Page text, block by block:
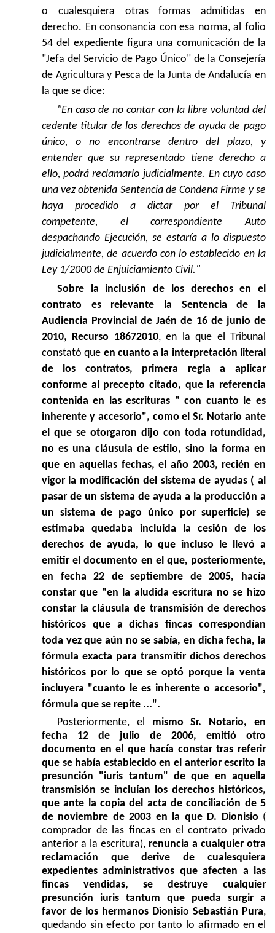
o cualesquiera otras formas admitidas en
derecho. En consonancia con esa norma, al folio
54 del expediente figura una comunicación de la
"Jefa del Servicio de Pago Único" de la Consejería
de Agricultura y Pesca de la Junta de Andalucía en
la que se dice:
"En caso de no contar con la libre voluntad del
cedente titular de los derechos de ayuda de pago
único, o no encontrarse dentro del plazo, y
entender que su representado tiene derecho a
ello, podrá reclamarlo judicialmente. En cuyo caso
una vez obtenida Sentencia de Condena Firme y se
haya procedido a dictar por el Tribunal
competente, el correspondiente Auto
despachando Ejecución, se estaría a lo dispuesto
judicialmente, de acuerdo con lo establecido en la
Ley 1/2000 de Enjuiciamiento Civil."
Sobre la inclusión de los derechos en el
contrato es relevante la Sentencia de la
Audiencia Provincial de Jaén de 16 de junio de
2010, Recurso 18672010, en la que el Tribunal
constató que  en cuanto a la interpretación literal
de los contratos, primera regla a aplicar
conforme al precepto citado, que la referencia
contenida en las escrituras " con cuanto le es
inherente y accesorio", como el Sr. Notario ante
el que se otorgaron dijo con toda rotundidad,
no es una cláusula de estilo, sino la forma en
que en aquellas fechas, el año 2003, recién en
vigor la modificación del sistema de ayudas ( al
pasar de un sistema de ayuda a la producción a
un sistema de pago único por superficie) se
estimaba quedaba incluida la cesión de los
derechos de ayuda, lo que incluso le llevó a
emitir el documento en el que, posteriormente,
en fecha 22 de septiembre de 2005, hacía
constar que "en la aludida escritura no se hizo
constar la cláusula de transmisión de derechos
históricos que a dichas fincas correspondían
toda vez que aún no se sabía, en dicha fecha, la
fórmula exacta para transmitir dichos derechos
históricos por lo que se optó porque la venta
incluyera "cuanto le es inherente o accesorio",
fórmula que se repite ...".
Posteriormente, el mismo Sr. Notario, en
fecha 12 de julio de 2006, emitió otro
documento en el que hacía constar tras referir
que se había establecido en el anterior escrito la
presunción "iuris tantum" de que en aquella
transmisión se incluían los derechos históricos,
que ante la copia del acta de conciliación de 5
de noviembre de 2003 en la que D. Dionisio(
comprador de las fincas en el contrato privado
anterior a la escritura), renuncia a cualquier otra
reclamación que derive de cualesquiera
expedientes administrativos que afecten a las
fincas vendidas, se destruye cualquier
presunción iuris tantum que pueda surgir a
favor de los hermanos Dionisio Sebastián Pura,
quedando sin efecto por tanto lo afirmado en el